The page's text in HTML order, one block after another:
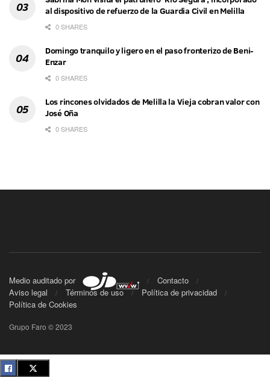
al dispositivo de refuerzo de la Guardia Civil en Melilla
0 SHARES
Domingo tranquilo y ligero en el paso fronterizo de Beni-
Enzar
0 SHARES
Los rincones olvidados de Melilla la Vieja cobran valor con
José Oña
0 SHARES
Medio auditado por
Contacto
Aviso legal
Términos de uso
Política de privacidad
Política de Cookies
Grupo Faro © 2023